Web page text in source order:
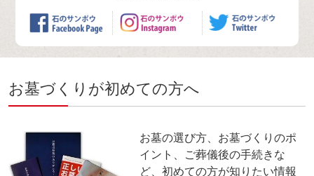
お墓づくりが初めての方へ
お墓の選び方、お墓づくりのポ
イント、ご葬儀後の手続きな
ど、初めての方が知りたい情報